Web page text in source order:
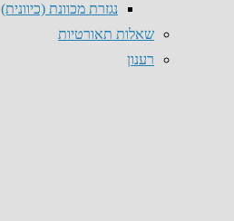
נגזרת מכוונת (כיוונית)
שאלות תאורטיות
רענון